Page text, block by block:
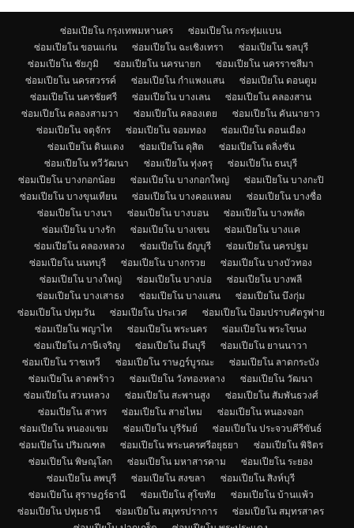
ซ่อมเปียโน กรุงเทพมหานคร
ซ่อมเปียโน กระทุ่มแบน
ซ่อมเปียโน ขอนแก่น
ซ่อมเปียโน ฉะเชิงเทรา
ซ่อมเปียโน ชลบุรี
ซ่อมเปียโน ชัยภูมิ
ซ่อมเปียโน นครนายก
ซ่อมเปียโน นครราชสีมา
ซ่อมเปียโน นครสวรรค์
ซ่อมเปียโน กำแพงแสน
ซ่อมเปียโน ดอนตูม
ซ่อมเปียโน นครชัยศรี
ซ่อมเปียโน บางเลน
ซ่อมเปียโน คลองสาน
ซ่อมเปียโน คลองสามวา
ซ่อมเปียโน คลองเตย
ซ่อมเปียโน คันนายาว
ซ่อมเปียโน จตุจักร
ซ่อมเปียโน จอมทอง
ซ่อมเปียโน ดอนเมือง
ซ่อมเปียโน ดินแดง
ซ่อมเปียโน ดุสิต
ซ่อมเปียโน ตลิ่งชัน
ซ่อมเปียโน ทวีวัฒนา
ซ่อมเปียโน ทุ่งครุ
ซ่อมเปียโน ธนบุรี
ซ่อมเปียโน บางกอกน้อย
ซ่อมเปียโน บางกอกใหญ่
ซ่อมเปียโน บางกะปิ
ซ่อมเปียโน บางขุนเทียน
ซ่อมเปียโน บางคอแหลม
ซ่อมเปียโน บางซื่อ
ซ่อมเปียโน บางนา
ซ่อมเปียโน บางบอน
ซ่อมเปียโน บางพลัด
ซ่อมเปียโน บางรัก
ซ่อมเปียโน บางเขน
ซ่อมเปียโน บางแค
ซ่อมเปียโน คลองหลวง
ซ่อมเปียโน ธัญบุรี
ซ่อมเปียโน นครปฐม
ซ่อมเปียโน นนทบุรี
ซ่อมเปียโน บางกรวย
ซ่อมเปียโน บางบัวทอง
ซ่อมเปียโน บางใหญ่
ซ่อมเปียโน บางบ่อ
ซ่อมเปียโน บางพลี
ซ่อมเปียโน บางเสาธง
ซ่อมเปียโน บางแสน
ซ่อมเปียโน บึงกุ่ม
ซ่อมเปียโน ปทุมวัน
ซ่อมเปียโน ประเวศ
ซ่อมเปียโน ป้อมปราบศัตรูพ่าย
ซ่อมเปียโน พญาไท
ซ่อมเปียโน พระนคร
ซ่อมเปียโน พระโขนง
ซ่อมเปียโน ภาษีเจริญ
ซ่อมเปียโน มีนบุรี
ซ่อมเปียโน ยานนาวา
ซ่อมเปียโน ราชเทวี
ซ่อมเปียโน ราษฎร์บูรณะ
ซ่อมเปียโน ลาดกระบัง
ซ่อมเปียโน ลาดพร้าว
ซ่อมเปียโน วังทองหลาง
ซ่อมเปียโน วัฒนา
ซ่อมเปียโน สวนหลวง
ซ่อมเปียโน สะพานสูง
ซ่อมเปียโน สัมพันธวงศ์
ซ่อมเปียโน สาทร
ซ่อมเปียโน สายไหม
ซ่อมเปียโน หนองจอก
ซ่อมเปียโน หนองแขม
ซ่อมเปียโน บุรีรัมย์
ซ่อมเปียโน ประจวบคีรีขันธ์
ซ่อมเปียโน ปริมณฑล
ซ่อมเปียโน พระนครศรีอยุธยา
ซ่อมเปียโน พิจิตร
ซ่อมเปียโน พิษณุโลก
ซ่อมเปียโน มหาสารคาม
ซ่อมเปียโน ระยอง
ซ่อมเปียโน ลพบุรี
ซ่อมเปียโน สงขลา
ซ่อมเปียโน สิงห์บุรี
ซ่อมเปียโน สุราษฎร์ธานี
ซ่อมเปียโน สุโขทัย
ซ่อมเปียโน บ้านแพ้ว
ซ่อมเปียโน ปทุมธานี
ซ่อมเปียโน สมุทรปราการ
ซ่อมเปียโน สมุทรสาคร